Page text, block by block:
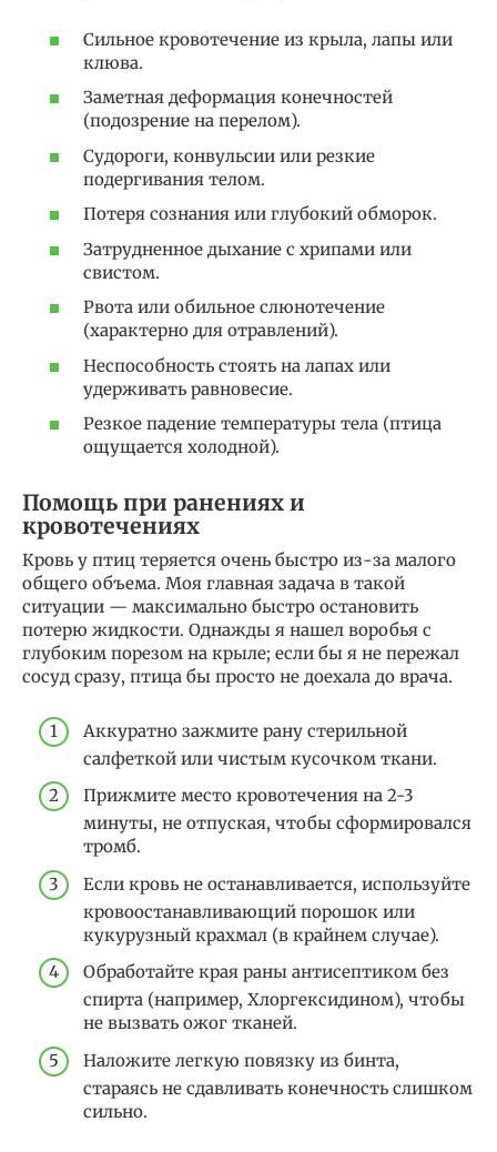
Сильное кровотечение из крыла, лапы или
клюва.
Заметная деформация конечностей
(подозрение на перелом).
Судороги, конвульсии или резкие
подергивания телом.
Потеря сознания или глубокий обморок.
Затрудненное дыхание с хрипами или
свистом.
Рвота или обильное слюнотечение
(характерно для отравлений).
Неспособность стоять на лапах или
удерживать равновесие.
Резкое падение температуры тела (птица
ощущается холодной).
Помощь при ранениях и
кровотечениях
Кровь у птиц теряется очень быстро из-за малого
общего объема. Моя главная задача в такой
ситуации — максимально быстро остановить
потерю жидкости. Однажды я нашел воробья с
глубоким порезом на крыле; если бы я не пережал
сосуд сразу, птица бы просто не доехала до врача.
Аккуратно зажмите рану стерильной
салфеткой или чистым кусочком ткани.
Прижмите место кровотечения на 2-3
минуты, не отпуская, чтобы сформировался
тромб.
Если кровь не останавливается, используйте
кровоостанавливающий порошок или
кукурузный крахмал (в крайнем случае).
Обработайте края раны антисептиком без
спирта (например, Хлоргексидином), чтобы
не вызвать ожог тканей.
Наложите легкую повязку из бинта,
стараясь не сдавливать конечность слишком
сильно.